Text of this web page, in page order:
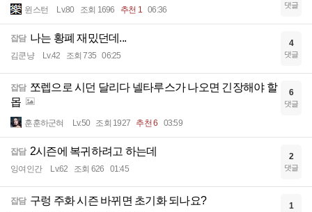
윈스턴 Lv.80 조회 1696 추천 1 06:36 댓글
잡담 나는 황폐 재밌던데...
김쿤냥 Lv.42 조회 735 06:25
4
댓글
잡담 쪼렙으로 시던 달리다 넬타루스가 나오면 긴장해야 할
몹
훈훈하군혀 Lv.50 조회 1927 추천 6 03:59
6
댓글
잡담 2시즌에 복귀하려고 하는데
잉여인간 Lv.62 조회 626 01:45
2
댓글
잡담 구렁 주화 시즌 바뀌면 초기화 되나요? 1